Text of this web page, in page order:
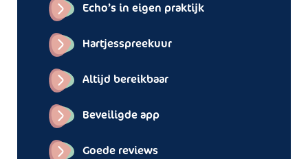
Echo’s in eigen praktijk
Hartjesspreekuur
Altijd bereikbaar
Beveiligde app
Goede reviews